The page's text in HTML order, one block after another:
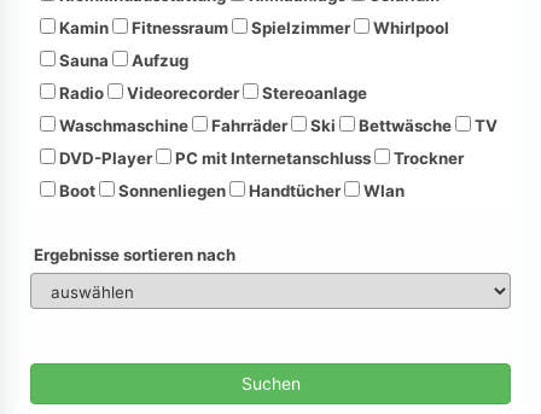
Kamin
Fitnessraum Spielzimmer
Whirlpool
Sauna
Aufzug
Radio
Videorecorder
Stereoanlage
Waschmaschine
Fahrräder Ski Bettwäsche
TV
DVD-Player
PC mit Internetanschluss
Trockner
Boot
Sonnenliegen Handtücher Wlan
Ergebnisse sortieren nach
Suchen